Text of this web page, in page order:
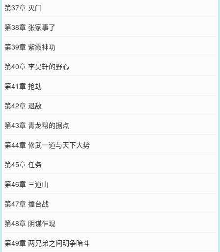
第37章 灭门
第38章 张家事了
第39章 紫霞神功
第40章 李昊轩的野心
第41章 抢劫
第42章 退敌
第43章 青龙帮的据点
第44章 修武一道与天下大势
第45章 任务
第46章 三道山
第47章 擂台战
第48章 阴谋乍现
第49章 两兄弟之间明争暗斗